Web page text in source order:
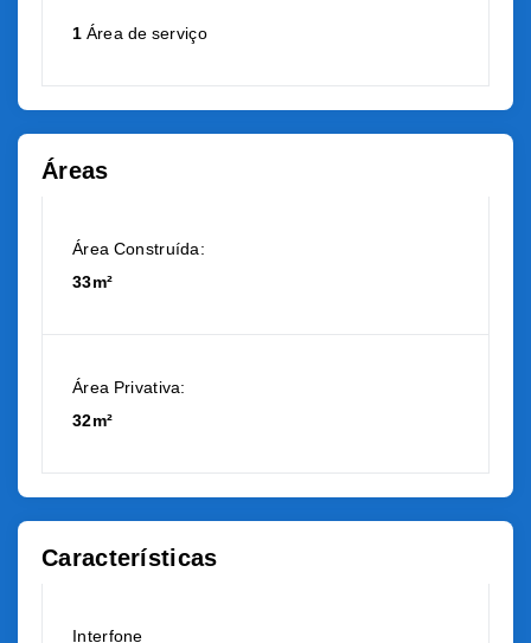
1 Área de serviço
Áreas
Área Construída:
33m²
Área Privativa:
32m²
Características
Interfone